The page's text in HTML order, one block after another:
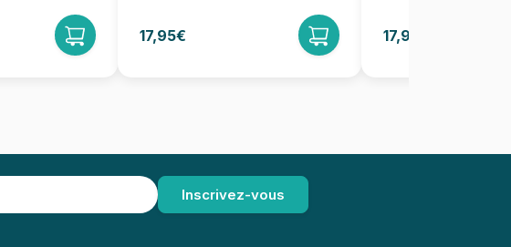
17,95€ 17,95€